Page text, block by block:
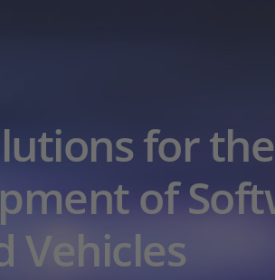
for the
of
Vehicles